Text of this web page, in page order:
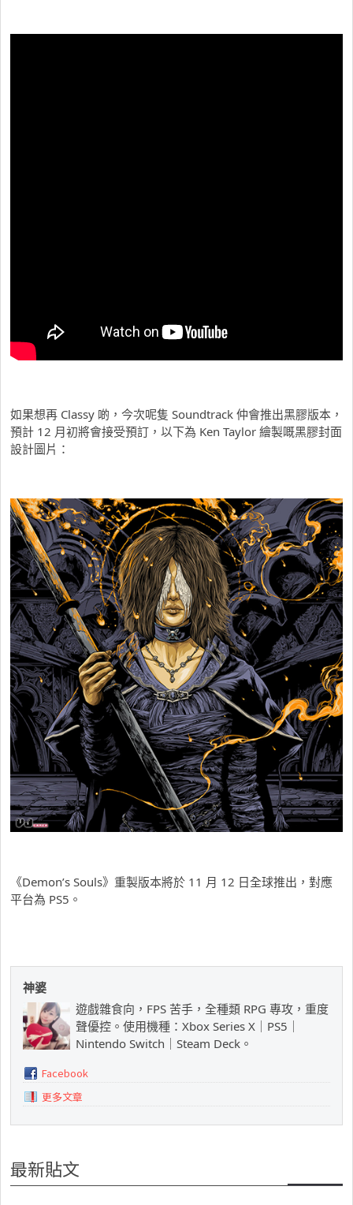
如果想再 Classy 啲，今次呢隻 Soundtrack 仲會推出黑膠版本，
預計 12 月初將會接受預訂，以下為 Ken Taylor 繪製嘅黑膠封面
設計圖片：
《Demon’s Souls》重製版本將於 11 月 12 日全球推出，對應
平台為 PS5。
神婆
遊戲雜食向，FPS 苦手，全種類 RPG 專攻，重度
聲優控。使用機種：Xbox Series X｜PS5｜
Nintendo Switch｜Steam Deck。
Facebook
更多文章
最新貼文